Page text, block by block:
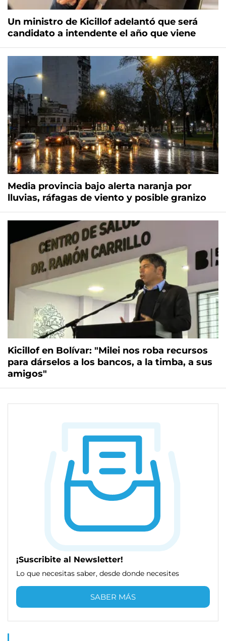
Un ministro de Kicillof adelantó que será
candidato a intendente el año que viene
Media provincia bajo alerta naranja por
lluvias, ráfagas de viento y posible granizo
Kicillof en Bolívar: "Milei nos roba recursos
para dárselos a los bancos, a la timba, a sus
amigos"
¡Suscribite al Newsletter!
Lo que necesitas saber, desde donde necesites
SABER MÁS